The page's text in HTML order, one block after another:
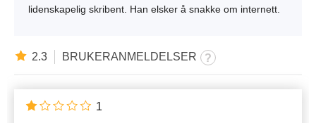
lidenskapelig skribent. Han elsker å snakke om internett.
2.3 BRUKERANMELDELSER
1